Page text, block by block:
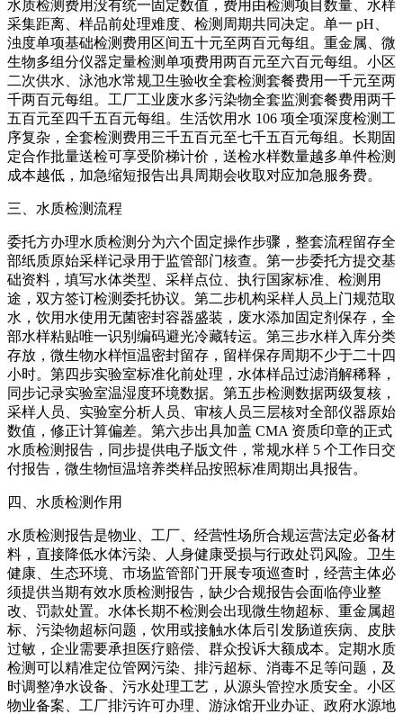
水质检测费用没有统一固定数值，费用由检测项目数量、水样
采集距离、样品前处理难度、检测周期共同决定。单一 pH、
浊度单项基础检测费用区间五十元至两百元每组。重金属、微
生物多组分仪器定量检测单项费用两百元至六百元每组。小区
二次供水、泳池水常规卫生验收全套检测套餐费用一千元至两
千两百元每组。工厂工业废水多污染物全套监测套餐费用两千
五百元至四千五百元每组。生活饮用水 106 项全项深度检测工
序复杂，全套检测费用三千五百元至七千五百元每组。长期固
定合作批量送检可享受阶梯计价，送检水样数量越多单件检测
成本越低，加急缩短报告出具周期会收取对应加急服务费。
三、水质检测流程
委托方办理水质检测分为六个固定操作步骤，整套流程留存全
部纸质原始采样记录用于监管部门核查。第一步委托方提交基
础资料，填写水体类型、采样点位、执行国家标准、检测用
途，双方签订检测委托协议。第二步机构采样人员上门规范取
水，饮用水使用无菌密封容器盛装，废水添加固定剂保存，全
部水样粘贴唯一识别编码避光冷藏转运。第三步水样入库分类
存放，微生物水样恒温密封留存，留样保存周期不少于二十四
小时。第四步实验室标准化前处理，水体样品过滤消解稀释，
同步记录实验室温湿度环境数据。第五步检测数据两级复核，
采样人员、实验室分析人员、审核人员三层核对全部仪器原始
数值，修正计算偏差。第六步出具加盖 CMA 资质印章的正式
水质检测报告，同步提供电子版文件，常规水样 5 个工作日交
付报告，微生物恒温培养类样品按照标准周期出具报告。
四、水质检测作用
水质检测报告是物业、工厂、经营性场所合规运营法定必备材
料，直接降低水体污染、人身健康受损与行政处罚风险。卫生
健康、生态环境、市场监管部门开展专项巡查时，经营主体必
须提供当期有效水质检测报告，缺少合规报告会面临停业整
改、罚款处置。水体长期不检测会出现微生物超标、重金属超
标、污染物超标问题，饮用或接触水体后引发肠道疾病、皮肤
过敏，企业需要承担医疗赔偿、群众投诉大额成本。定期水质
检测可以精准定位管网污染、排污超标、消毒不足等问题，及
时调整净水设备、污水处理工艺，从源头管控水质安全。小区
物业备案、工厂排污许可办理、游泳馆开业办证、政府水源地